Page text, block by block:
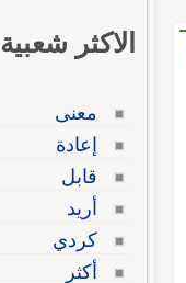
الاكثر شعبية
معنى
إعادة
قابل
أريد
كردي
أكثر